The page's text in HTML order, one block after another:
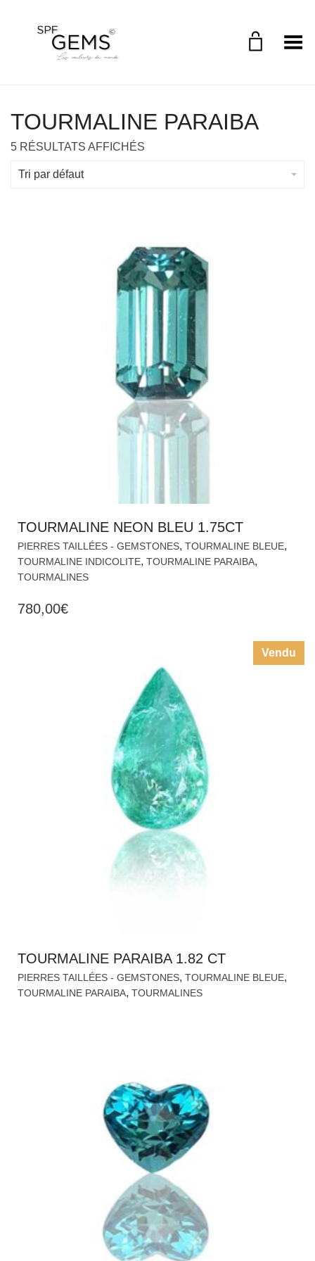
Toggle Menu
TOURMALINE PARAIBA
5 RÉSULTATS AFFICHÉS
Tri par défaut
TOURMALINE NEON BLEU 1.75CT
PIERRES TAILLÉES - GEMSTONES, TOURMALINE BLEUE,
TOURMALINE INDICOLITE, TOURMALINE PARAIBA,
TOURMALINES
780,00€
Vendu
TOURMALINE PARAIBA 1.82 CT
PIERRES TAILLÉES - GEMSTONES, TOURMALINE BLEUE,
TOURMALINE PARAIBA, TOURMALINES